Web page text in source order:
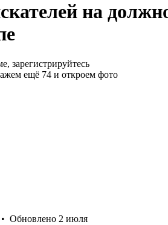
на
зарегистрируйтесь
ещё 74 и откроем фото
• Обновлено 2 июля